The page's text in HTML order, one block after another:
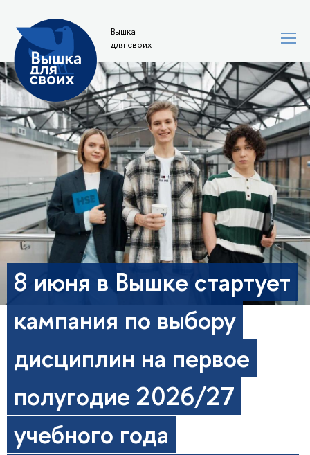
Вышка
для своих
8 июня в Вышке стартует
кампания по выбору
дисциплин на первое
полугодие 2026/27
учебного года